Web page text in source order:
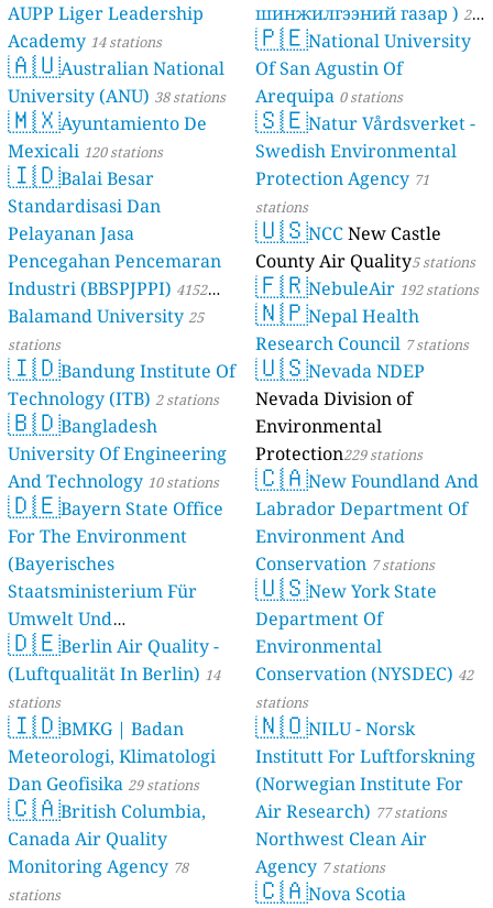
AUPP Liger Leadership
Academy 14 stations
🇦🇺Australian National
University (ANU) 38 stations
🇲🇽Ayuntamiento De
Mexicali 120 stations
🇮🇩Balai Besar
Standardisasi Dan
Pelayanan Jasa
Pencegahan Pencemaran
Industri (BBSPJPPI) 4152
stations
Balamand University25
stations
🇮🇩Bandung Institute Of
Technology (ITB) 2 stations
🇧🇩Bangladesh
University Of Engineering
And Technology 10 stations
🇩🇪Bayern State Office
For The Environment
(Bayerisches
Staatsministerium Für
Umwelt Und
Verbraucherschutz) - LfU
46 stations
🇩🇪Berlin Air Quality -
(Luftqualität In Berlin) 14
stations
🇮🇩BMKG | Badan
Meteorologi, Klimatologi
Dan Geofisika 29 stations
🇨🇦British Columbia,
Canada Air Quality
Monitoring Agency 78
stations
шинжилгээний газар ) 21
stations
🇵🇪National University
Of San Agustin Of
Arequipa 0 stations
🇸🇪Natur Vårdsverket -
Swedish Environmental
Protection Agency 71
stations
🇺🇸NCCNew Castle
County Air Quality5 stations
🇫🇷NebuleAir 192 stations
🇳🇵Nepal Health
Research Council 7 stations
🇺🇸Nevada NDEP
Nevada Division of
Environmental
Protection229 stations
🇨🇦New Foundland And
Labrador Department Of
Environment And
Conservation 7 stations
🇺🇸New York State
Department Of
Environmental
Conservation (NYSDEC) 42
stations
🇳🇴NILU - Norsk
Institutt For Luftforskning
(Norwegian Institute For
Air Research) 77 stations
Northwest Clean Air
Agency 7 stations
🇨🇦Nova Scotia